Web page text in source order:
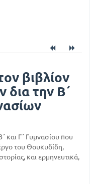
βιβλίον
δια την Β΄
και Γ΄ Γυμνασίου που
του Θουκυδίδη,
και ερμηνευτικά,